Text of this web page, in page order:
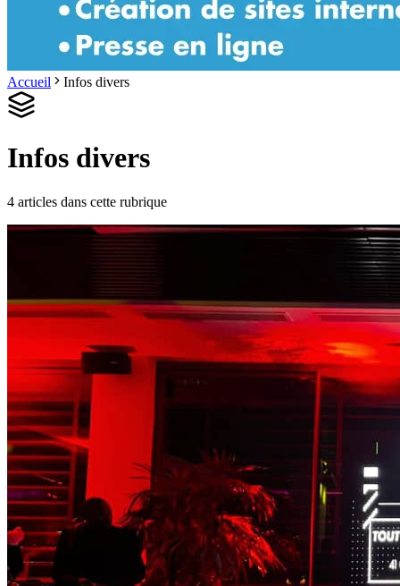
Accueil Infos divers
Infos divers
4 articles dans cette rubrique